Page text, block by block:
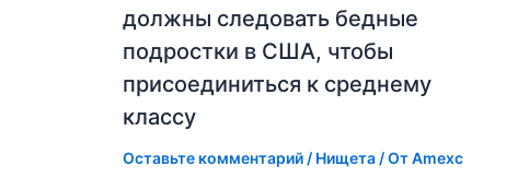
должны следовать бедные
подростки в США, чтобы
присоединиться к среднему
классу
Оставьте комментарий / Нищета / ОтAmexc